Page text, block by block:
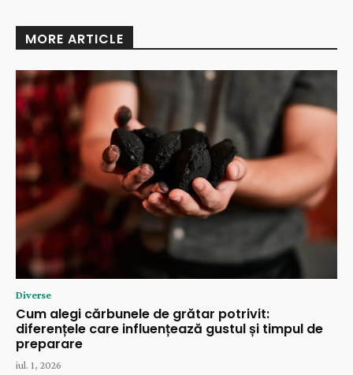
MORE ARTICLE
Diverse
Cum alegi cărbunele de grătar potrivit:
diferențele care influențează gustul și timpul de
preparare
iul. 1, 2026